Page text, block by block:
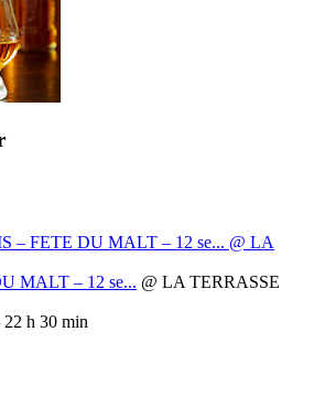
– FETE DU MALT – 12 se... @ LA
MALT – 12 se... @ LA TERRASSE
22 h 30 min